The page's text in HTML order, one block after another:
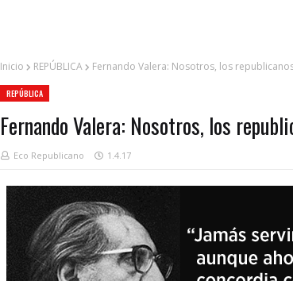
Inicio REPÚBLICA Fernando Valera: Nosotros, los
REPÚBLICA
Fernando Valera: Nosotros, los
Eco Republicano 1.4.17